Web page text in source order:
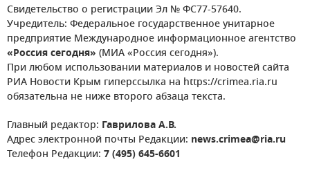
Свидетельство о регистрации Эл № ФС77-57640.
Учредитель: Федеральное государственное унитарное
предприятие Международное информационное агентство
«Россия сегодня» (МИА «Россия сегодня»).
При любом использовании материалов и новостей сайта
РИА Новости Крым гиперссылка на https://crimea.ria.ru
обязательна не ниже второго абзаца текста.
Главный редактор: Гаврилова А.В.
Адрес электронной почты Редакции: news.crimea@ria.ru
Телефон Редакции: 7 (495) 645-6601